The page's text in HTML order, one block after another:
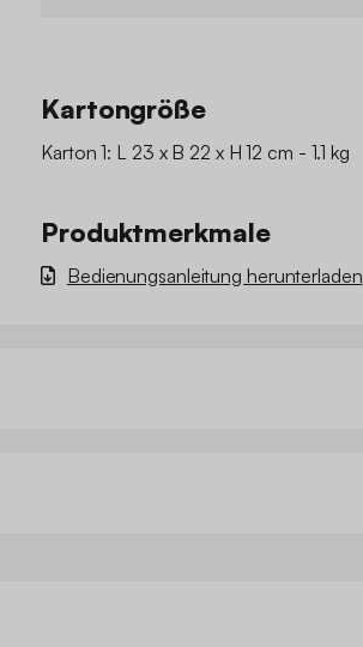
Kartongröße
Karton 1: L 23 x B 22 x H 12 cm - 1.1 kg
Produktmerkmale
Bedienungsanleitung herunterladen